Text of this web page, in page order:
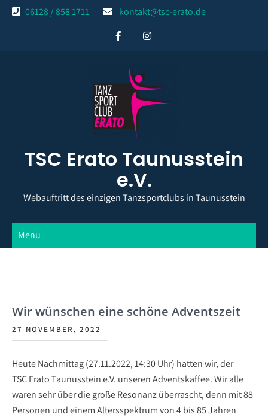
Skip
06128 / 858 1711 kontakt@tsc-erato.de
TSC Erato Taunusstein
e.V.
Webauftritt des einzigen Tanzsportclubs in Taunusstein
Menu
Wir wünschen eine schöne Adventszeit
27 NOVEMBER, 2022
Heute Nachmittag (27.11.2022, 14:30 Uhr) hatten wir, der
TSC Erato Taunusstein e.V. unseren Adventskaffee. Wir alle
waren sehr über die große Resonanz überrascht, denn mit 88
Personen und einem Altersspektrum von 4 bis 85 Jahren